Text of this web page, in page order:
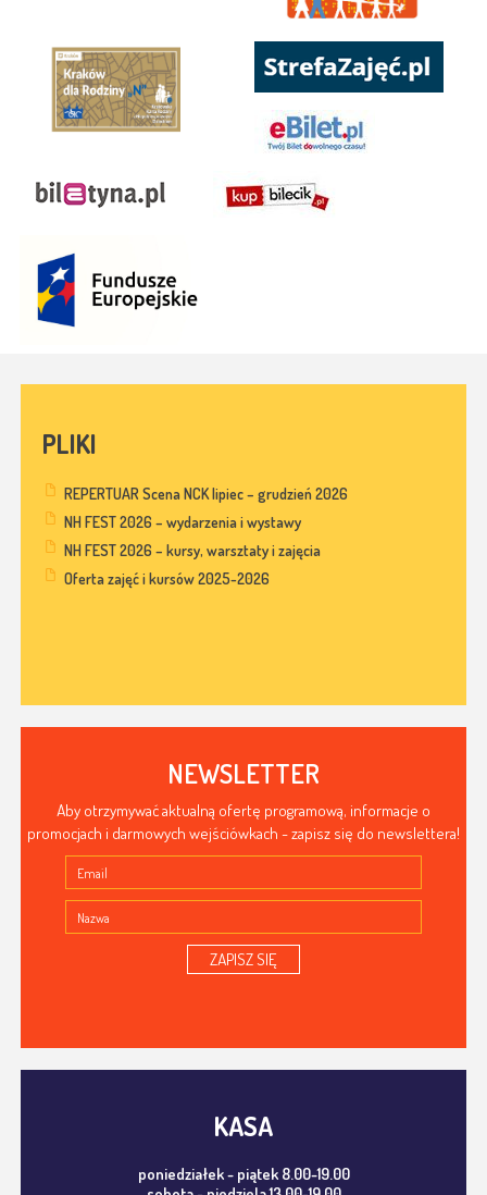
PLIKI
REPERTUAR Scena NCK lipiec – grudzień 2026
NH FEST 2026 – wydarzenia i wystawy
NH FEST 2026 – kursy, warsztaty i zajęcia
Oferta zajęć i kursów 2025-2026
NEWSLETTER
Aby otrzymywać aktualną ofertę programową, informacje o
promocjach i darmowych wejściówkach - zapisz się do newslettera!
ZAPISZ SIĘ
KASA
poniedziałek - piątek 8.00-19.00